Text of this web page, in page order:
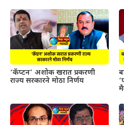
‘कॅप्टन’ अशोक खरात प्रकरणी
राज्य सरकारने मोठा निर्णय